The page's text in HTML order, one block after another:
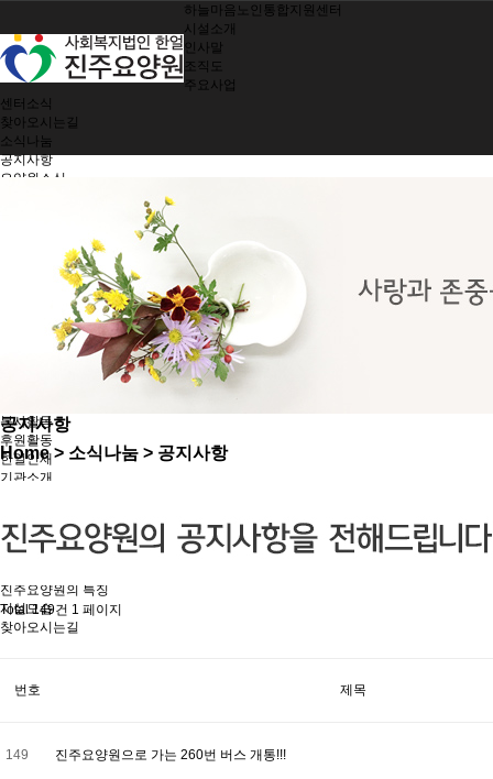
하늘마음노인통합지원센터
시설소개
인사말
조직도
주요사업
센터소식
찾아오시는길
소식나눔
공지사항
요양원소식
여가지원/치매관리
생활 및 정서지원
간호 및 처치
기능회복훈련
기능별 영양관리
시설 및 환경관리
지역사회 참여
봉사활동
후원활동
한얼인재
기관소개
시설소개
인사말
진주요양원의 특징
시설모습
찾아오시는길
공지사항
Home> 소식나눔 > 공지사항
Total 149건 1 페이지
번호 제목
149 진주요양원으로 가는 260번 버스 개통!!!